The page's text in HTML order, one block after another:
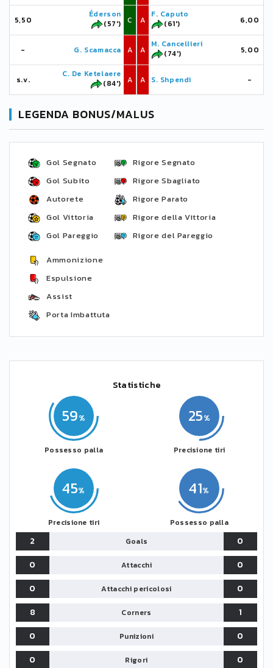
5,50
Éderson
(57')
C
- G. Scamacca A
s.v.
C. De Ketelaere
(84')
A
A
F. Caputo
(61')
6,00
A
M. Cancellieri
(74')
5,00
A S. Shpendi -
LEGENDA BONUS/MALUS
Gol Segnato
Gol Subito
Autorete
Gol Vittoria
Gol Pareggio
Rigore Segnato
Rigore Sbagliato
Rigore Parato
Rigore della Vittoria
Rigore del Pareggio
Ammonizione
Espulsione
Assist
Porta Imbattuta
Statistiche
59
Possesso palla
45
Precisione tiri
41
Possesso palla
25
Precisione tiri
2 Goals
0
0
Attacchi
0
0
Attacchi pericolosi
0
8
Corners
1
0
Punizioni
0
0
Rigori 0